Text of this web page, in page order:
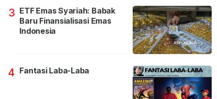
3 ETF Emas Syariah: Babak
Baru Finansialisasi Emas
Indonesia
4 Fantasi Laba-Laba